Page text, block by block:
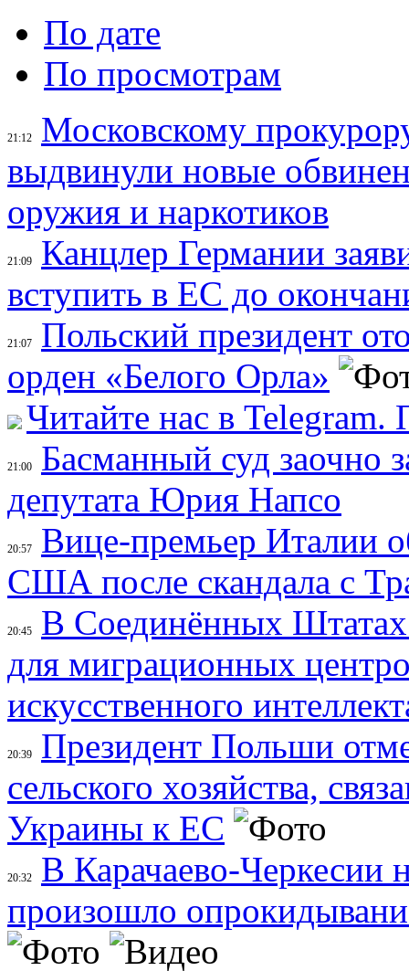
По дате
По просмотрам
21:12
Московскому
выдвинули новые
оружия и наркотиков
21:09
Канцлер Германии
вступить в ЕС до
21:07
Польский президент
орден «Белого Орла»
Читайте нас в
21:00
Басманный суд заочно
депутата Юрия Напсо
20:57
Вице-премьер Италии
США после скандала с
20:45
В Соединённых
для миграционных
искусственного
20:39
Президент Польши
сельского хозяйства,
Украины к ЕС
20:32
В Карачаево-Черкесии
произошло